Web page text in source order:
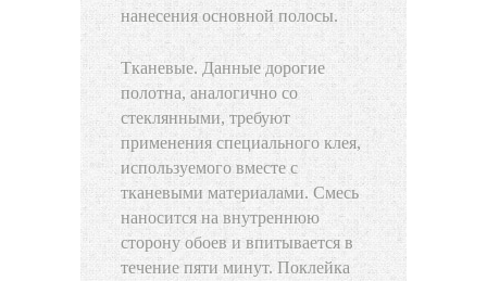
нанесения основной полосы.
Тканевые. Данные дорогие
полотна, аналогично со
стеклянными, требуют
применения специального клея,
используемого вместе с
тканевыми материалами. Смесь
наносится на внутреннюю
сторону обоев и впитывается в
течение пяти минут. Поклейка